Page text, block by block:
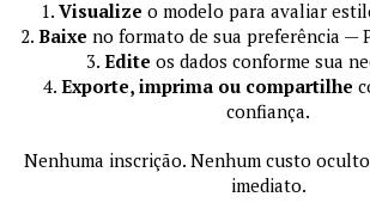
1. Visualize o modelo para avaliar
2. Baixe no formato de sua preferência —
3. Edite os dados conforme sua
4. Exporte, imprima ou compartilhe
confiança.
Nenhuma inscrição. Nenhum custo
imediato.